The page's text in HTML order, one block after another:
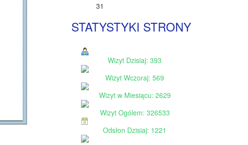
31
STATYSTYKI STRONY
Wizyt Dzisiaj: 393
Wizyt Wczoraj: 569
Wizyt w Miesiącu: 2629
Wizyt Ogólem: 326533
Odsłon Dzisiaj: 1221